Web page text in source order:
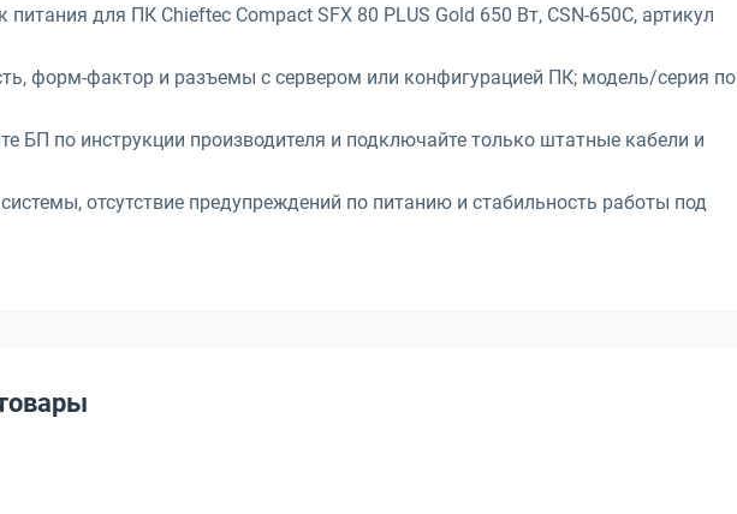
питания для ПК Chieftec Compact SFX 80 PLUS Gold 650 Вт, CSN-650C, артикул
форм-фактор и разъемы с сервером или конфигурацией ПК; модель/серия по
БП по инструкции производителя и подключайте только штатные кабели и
отсутствие предупреждений по питанию и стабильность работы под